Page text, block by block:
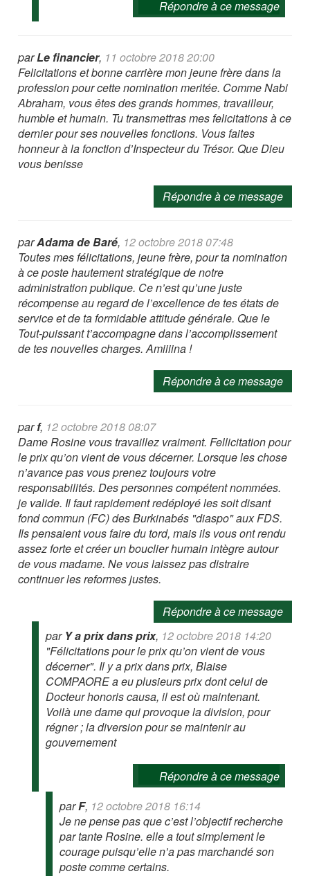
Répondre à ce message
parLe financier, 11 octobre 2018 20:00
Felicitations et bonne carrière mon jeune frère dans la
profession pour cette nomination meritée. Comme Nabi
Abraham, vous êtes des grands hommes, travailleur,
humble et humain. Tu transmettras mes felicitations à ce
dernier pour ses nouvelles fonctions. Vous faites
honneur à la fonction d’Inspecteur du Trésor. Que Dieu
vous benisse
Répondre à ce message
parAdama de Baré, 12 octobre 2018 07:48
Toutes mes félicitations, jeune frère, pour ta nomination
à ce poste hautement stratégique de notre
administration publique. Ce n’est qu’une juste
récompense au regard de l’excellence de tes états de
service et de ta formidable attitude générale. Que le
Tout-puissant t’accompagne dans l’accomplissement
de tes nouvelles charges. Amiiiina !
Répondre à ce message
parf, 12 octobre 2018 08:07
Dame Rosine vous travaillez vraiment. Fellicitation pour
le prix qu’on vient de vous décerner. Lorsque les chose
n’avance pas vous prenez toujours votre
responsabilités. Des personnes compétent nommées.
je valide. Il faut rapidement redéployé les soit disant
fond commun (FC) des Burkinabés "diaspo" aux FDS.
Ils pensaient vous faire du tord, mais ils vous ont rendu
assez forte et créer un bouclier humain intègre autour
de vous madame. Ne vous laissez pas distraire
continuer les reformes justes.
Répondre à ce message
par Y a prix dans prix, 12 octobre 2018 14:20
"Félicitations pour le prix qu’on vient de vous
décerner". Il y a prix dans prix, Blaise
COMPAORE a eu plusieurs prix dont celui de
Docteur honoris causa, il est où maintenant.
Voilà une dame qui provoque la division, pour
régner ; la diversion pour se maintenir au
gouvernement
Répondre à ce message
parF, 12 octobre 2018 16:14
Je ne pense pas que c’est l’objectif recherche
par tante Rosine. elle a tout simplement le
courage puisqu’elle n’a pas marchandé son
poste comme certains.